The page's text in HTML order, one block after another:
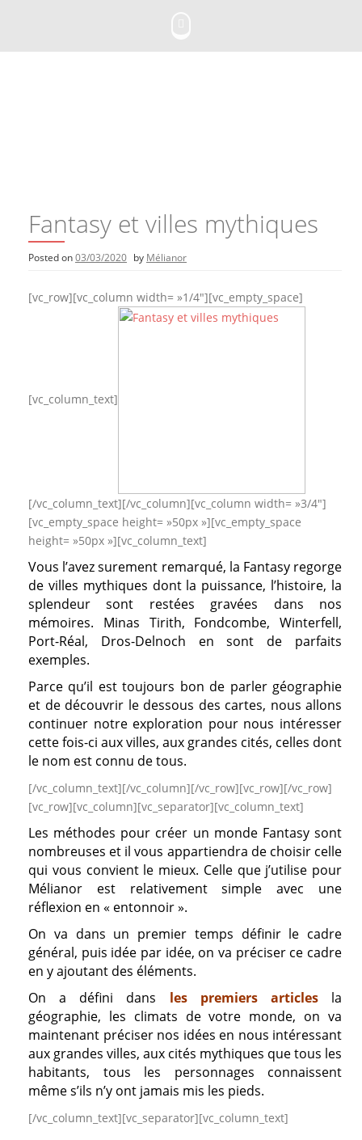
Fantasy et villes mythiques
Posted on03/03/2020 by Mélianor
[vc_row][vc_column width= »1/4″][vc_empty_space]
[vc_column_text]
[/vc_column_text][/vc_column][vc_column width= »3/4″]
[vc_empty_space height= »50px »][vc_empty_space
height= »50px »][vc_column_text]
Vous l’avez surement remarqué, la Fantasy regorge
de villes mythiques dont la puissance, l’histoire, la
splendeur sont restées gravées dans nos
mémoires. Minas Tirith, Fondcombe, Winterfell,
Port-Réal, Dros-Delnoch en sont de parfaits
exemples.
Parce qu’il est toujours bon de parler géographie
et de découvrir le dessous des cartes, nous allons
continuer notre exploration pour nous intéresser
cette fois-ci aux villes, aux grandes cités, celles dont
le nom est connu de tous.
[/vc_column_text][/vc_column][/vc_row][vc_row][/vc_row]
[vc_row][vc_column][vc_separator][vc_column_text]
Les méthodes pour créer un monde Fantasy sont
nombreuses et il vous appartiendra de choisir celle
qui vous convient le mieux. Celle que j’utilise pour
Mélianor est relativement simple avec une
réflexion en « entonnoir ».
On va dans un premier temps définir le cadre
général, puis idée par idée, on va préciser ce cadre
en y ajoutant des éléments.
On a défini dans les premiers articlesla
géographie, les climats de votre monde, on va
maintenant préciser nos idées en nous intéressant
aux grandes villes, aux cités mythiques que tous les
habitants, tous les personnages connaissent
même s’ils n’y ont jamais mis les pieds.
[/vc_column_text][vc_separator][vc_column_text]